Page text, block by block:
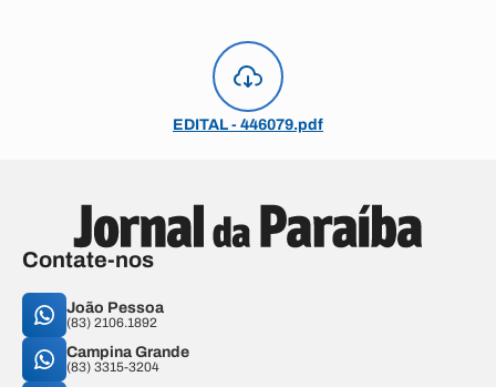
EDITAL - 446079.pdf
Contate-nos
João Pessoa
(83) 2106.1892
Campina Grande
(83) 3315-3204